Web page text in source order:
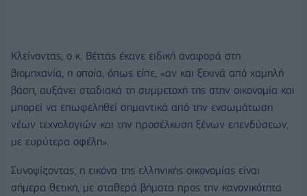
Κλείνοντας, ο κ. Βέττας έκανε ειδική αναφορά στη
βιομηχανία, η οποία, όπως είπε, «αν και ξεκινά από χαμηλή
βάση, αυξάνει σταδιακά τη συμμετοχή της στην οικονομία και
μπορεί να επωφεληθεί σημαντικά από την ενσωμάτωση
νέων τεχνολογιών και την προσέλκυση ξένων επενδύσεων,
με ευρύτερα οφέλη».
Συνοψίζοντας, η εικόνα της ελληνικής οικονομίας είναι
σήμερα θετική, με σταθερά βήματα προς την κανονικότητα